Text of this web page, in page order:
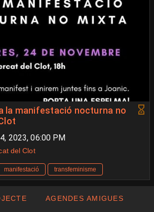
la manifestació nocturna no
2023, 06:00 PM
del Clot
manifestació transfeminisme
AGENDES AMIGUES